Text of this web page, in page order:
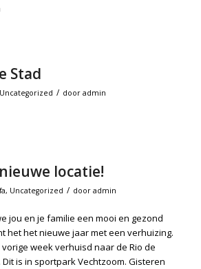
Stad
Uncategorized / door admin
locatie!
, Uncategorized / door admin
jou en je familie een mooi en gezond
het het nieuwe jaar met een verhuizing.
week verhuisd naar de Rio de
Dit is in sportpark Vechtzoom. Gisteren